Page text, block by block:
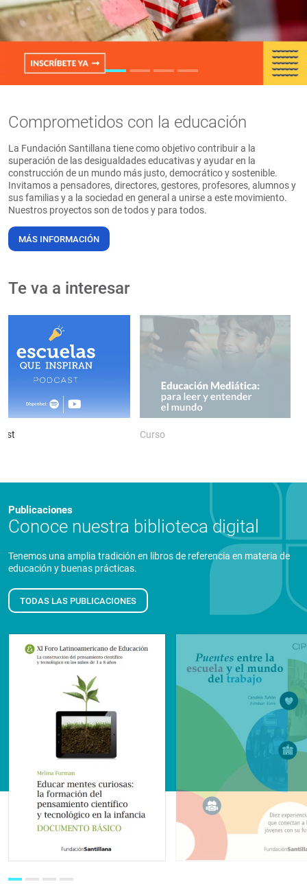
PT
Comprometidos con la educación
La Fundación Santillana tiene como objetivo contribuir a la
superación de las desigualdades educativas y ayudar en la
construcción de un mundo más justo, democrático y sostenible.
Invitamos a pensadores, directores, gestores, profesores, alumnos y
sus familias y a la sociedad en general a unirse a este movimiento.
Nuestros proyectos son de todos y para todos.
MÁS INFORMACIÓN
Te va a interesar
Curso
Publicaciones
Conoce nuestra biblioteca digital
Tenemos una amplia tradición en libros de referencia en materia de
educación y buenas prácticas.
TODAS LAS PUBLICACIONES